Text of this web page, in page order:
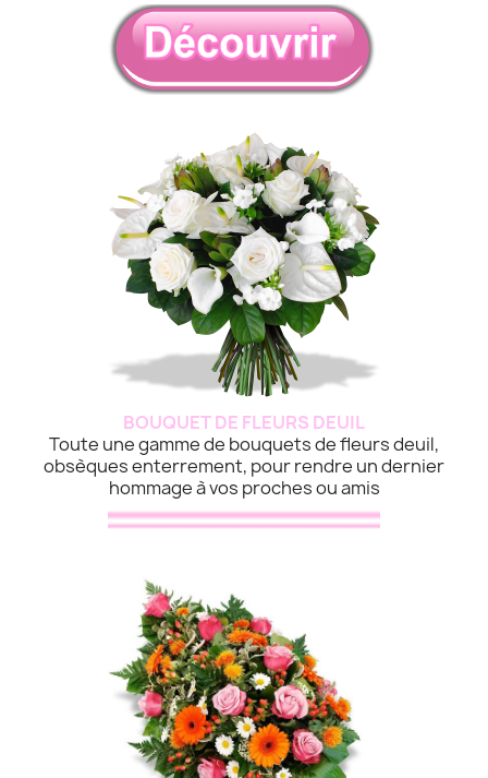
BOUQUET DE FLEURS DEUIL
Toute une gamme de bouquets de fleurs deuil,
obsèques enterrement, pour rendre un dernier
hommage à vos proches ou amis